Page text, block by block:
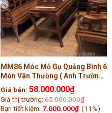
MM86 Móc Mỏ Gụ Quảng Bình 6
Món Vân Thường ( Anh Trường,
Đà Nẵng )
Giá bán: 58.000.000₫
Giá thị trường:65.000.000₫
Bạn tiết kiệm: 7.000.000₫ (11%)